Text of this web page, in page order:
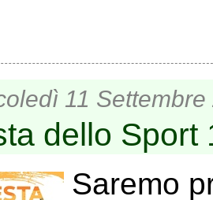
11
dello Sport
Saremo